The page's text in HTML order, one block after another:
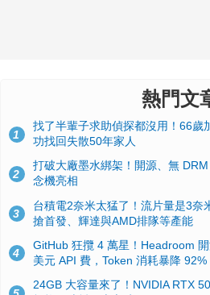
熱門文
1
找了半輩子求助偵探都沒用！66歲
功找回失散50年家人
2
打破大廠墨水綁架！開源、無
念機亮相
3
台積電2奈米太猛了！流片量是3奈
搶首發、輝達與AMD排隊等產能
4
GitHub 狂攬 4 萬星！Headroom
美元 API 費，Token 消耗暴降 92%
24GB 大容量來了！NVIDIA RTX